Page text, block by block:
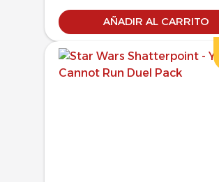
AÑADIR AL CARRITO